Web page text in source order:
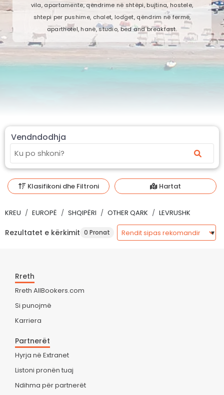
vila, apartamente, qëndrime në shtëpi, bujtina, hostele,
shtepi per pushime, chalet, lodget, qëndrim në fermë,
aparthotel, hanë, studio, bed and breakfast.
Vendndodhja
Klasifikoni dhe Filtroni Hartat
KREU EUROPË SHQIPËRI OTHER QARK LEVRUSHK
Rezultatet e kërkimit 0 Pronat
Rreth
Rreth AllBookers.com
Si punojmë
Karriera
Partnerët
Hyrja në Extranet
Listoni pronën tuaj
Ndihma për partnerët